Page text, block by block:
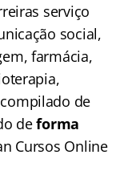
serviço
social,
farmácia,
de
deforma
Cursos Online